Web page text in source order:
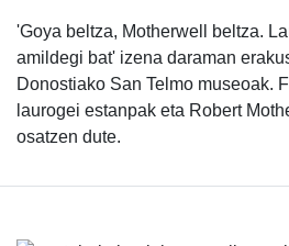
'Goya beltza, Motherwell beltza.
amildegi bat' izena daraman
Donostiako San Telmo museoak.
laurogei estanpak eta Robert
osatzen dute.